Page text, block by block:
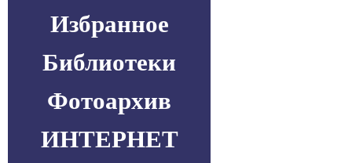
Избранное
Библиотеки
Фотоархив
ИНТЕРНЕТ